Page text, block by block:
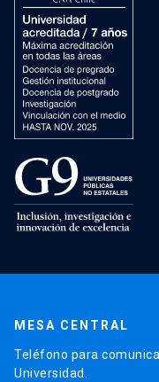
MESA CENTRAL
Teléfono para
Universidad.